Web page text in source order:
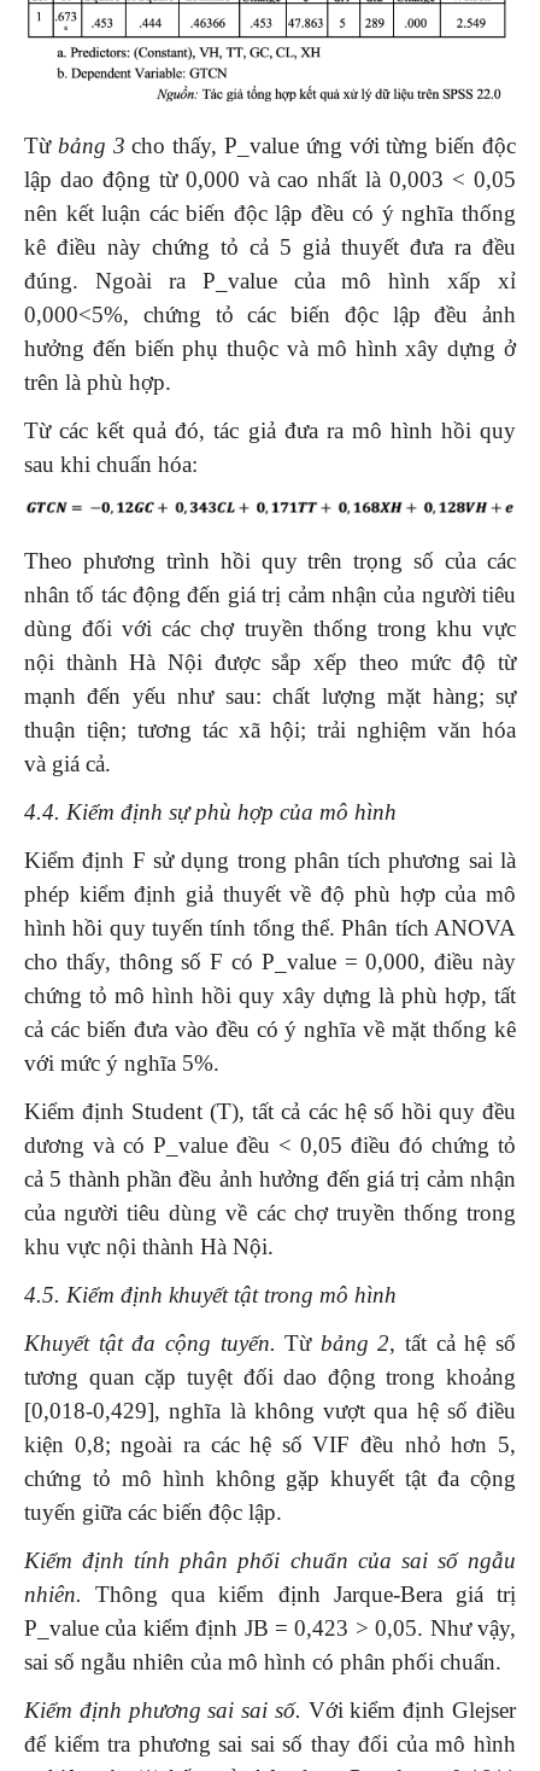
Từ bảng 3 cho thấy, P_value ứng với từng biến độc
lập dao động từ 0,000 và cao nhất là 0,003 < 0,05
nên kết luận các biến độc lập đều có ý nghĩa thống
kê điều này chứng tỏ cả 5 giả thuyết đưa ra đều
đúng. Ngoài ra P_value của mô hình xấp xỉ
0,000<5%, chứng tỏ các biến độc lập đều ảnh
hưởng đến biến phụ thuộc và mô hình xây dựng ở
trên là phù hợp.
Từ các kết quả đó, tác giả đưa ra mô hình hồi quy
sau khi chuẩn hóa:
Theo phương trình hồi quy trên trọng số của các
nhân tố tác động đến giá trị cảm nhận của người tiêu
dùng đối với các chợ truyền thống trong khu vực
nội thành Hà Nội được sắp xếp theo mức độ từ
mạnh đến yếu như sau: chất lượng mặt hàng; sự
thuận tiện; tương tác xã hội; trải nghiệm văn hóa
và giá cả.
4.4. Kiểm định sự phù hợp của mô hình
Kiểm định F sử dụng trong phân tích phương sai là
phép kiểm định giả thuyết về độ phù hợp của mô
hình hồi quy tuyến tính tổng thể. Phân tích ANOVA
cho thấy, thông số F có P_value = 0,000, điều này
chứng tỏ mô hình hồi quy xây dựng là phù hợp, tất
cả các biến đưa vào đều có ý nghĩa về mặt thống kê
với mức ý nghĩa 5%.
Kiểm định Student (T), tất cả các hệ số hồi quy đều
dương và có P­_value đều < 0,05 điều đó chứng tỏ
cả 5 thành phần đều ảnh hưởng đến giá trị cảm nhận
của người tiêu dùng về các chợ truyền thống trong
khu vực nội thành Hà Nội.
4.5. Kiểm định khuyết tật trong mô hình
Khuyết tật đa cộng tuyến.Từ bảng 2, tất cả hệ số
tương quan cặp tuyệt đối dao động trong khoảng
[0,018-0,429], nghĩa là không vượt qua hệ số điều
kiện 0,8; ngoài ra các hệ số VIF đều nhỏ hơn 5,
chứng tỏ mô hình không gặp khuyết tật đa cộng
tuyến giữa các biến độc lập.
Kiểm định tính phân phối chuẩn của sai số ngẫu
nhiên.Thông qua kiểm định Jarque-Bera giá trị
P_value của kiểm định JB = 0,423 > 0,05. Như vậy,
sai số ngẫu nhiên của mô hình có phân phối chuẩn.
Kiểm định phương sai sai số. Với kiểm định Glejser
để kiểm tra phương sai sai số thay đổi của mô hình